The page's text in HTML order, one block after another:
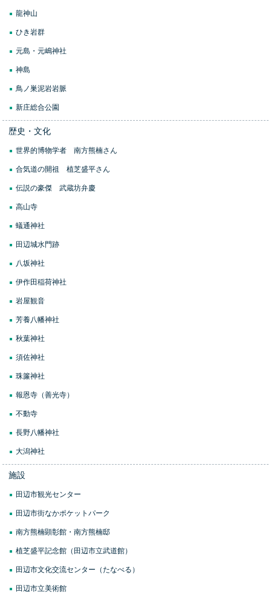
龍神山
ひき岩群
元島・元嶋神社
神島
鳥ノ巣泥岩岩脈
新庄総合公園
歴史・文化
世界的博物学者 南方熊楠さん
合気道の開祖 植芝盛平さん
伝説の豪傑 武蔵坊弁慶
高山寺
蟻通神社
田辺城水門跡
八坂神社
伊作田稲荷神社
岩屋観音
芳養八幡神社
秋葉神社
須佐神社
珠簾神社
報恩寺（善光寺）
不動寺
長野八幡神社
大潟神社
施設
田辺市観光センター
田辺市街なかポケットパーク
南方熊楠顕彰館・南方熊楠邸
植芝盛平記念館（田辺市立武道館）
田辺市文化交流センター（たなべる）
田辺市立美術館